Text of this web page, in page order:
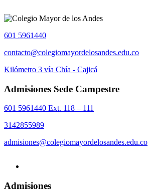
601 5961440
contacto@colegiomayordelosandes.edu.co
Kilómetro 3 vía Chía - Cajicá
Admisiones Sede Campestre
601 5961440 Ext. 118 – 111
3142855989
admisiones@colegiomayordelosandes.edu.co
Admisiones